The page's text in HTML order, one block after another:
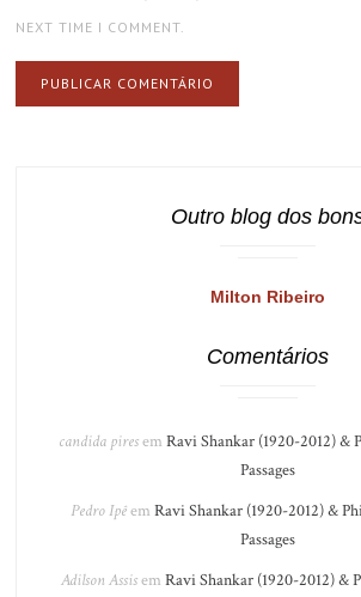
NEXT TIME I COMMENT.
Outro blog dos
Milton Ribeiro
Comentários
candida piresem Ravi Shankar (1920-2012) &
Passages
Pedro Ipêem Ravi Shankar (1920-2012) &
Passages
Adilson Assisem Ravi Shankar (1920-2012) &